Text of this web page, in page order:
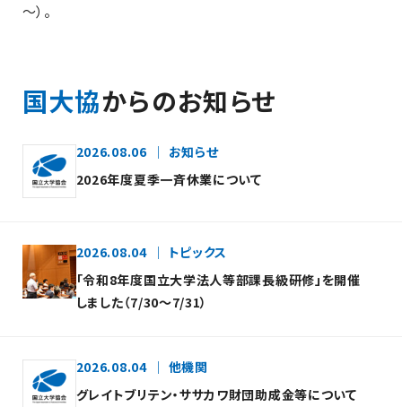
～）。
国大協からのお知らせ
2026.08.06
お知らせ
2026年度夏季一斉休業について
2026.08.04
トピックス
「令和8年度国立大学法人等部課長級研修」を開催
しました（7/30～7/31）
2026.08.04
他機関
グレイトブリテン・ササカワ財団助成金等について